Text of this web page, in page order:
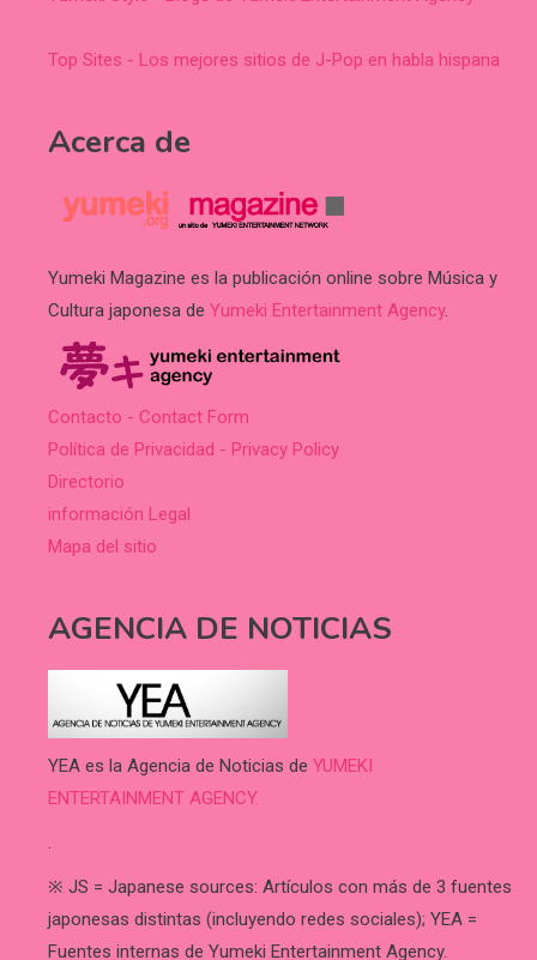
Top Sites - Los mejores sitios de J-Pop en habla hispana
Acerca de
Yumeki Magazine es la publicación online sobre Música y
Cultura japonesa de Yumeki Entertainment Agency.
Contacto - Contact Form
Política de Privacidad - Privacy Policy
Directorio
información Legal
Mapa del sitio
AGENCIA DE NOTICIAS
YEA es la Agencia de Noticias de YUMEKI
ENTERTAINMENT AGENCY.
.
※ JS = Japanese sources: Artículos con más de 3 fuentes
japonesas distintas (incluyendo redes sociales); YEA =
Fuentes internas de Yumeki Entertainment Agency.